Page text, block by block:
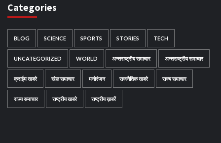
Categories
BLOG SCIENCE SPORTS STORIES TECH
UNCATEGORIZED WORLD अन्तराष्ट्रीय समाचार अन्तराष्ट्रीय समाचार
क्राईम खबरे खेल समाचार मनोरंजन राजनैतिक खबरे राज्य समाचार
राज्य समाचार राष्ट्रीय खबरे राष्ट्रीय ख़बरें